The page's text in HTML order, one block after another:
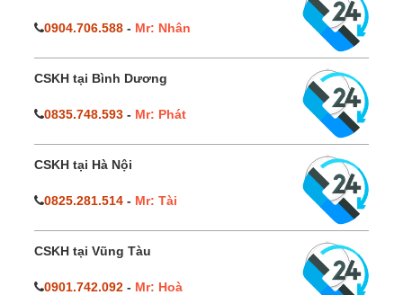
0904.706.588 - Mr: Nhân
CSKH tại Bình Dương
0835.748.593 - Mr: Phát
CSKH tại Hà Nội
0825.281.514 - Mr: Tài
CSKH tại Vũng Tàu
0901.742.092 - Mr: Hoà